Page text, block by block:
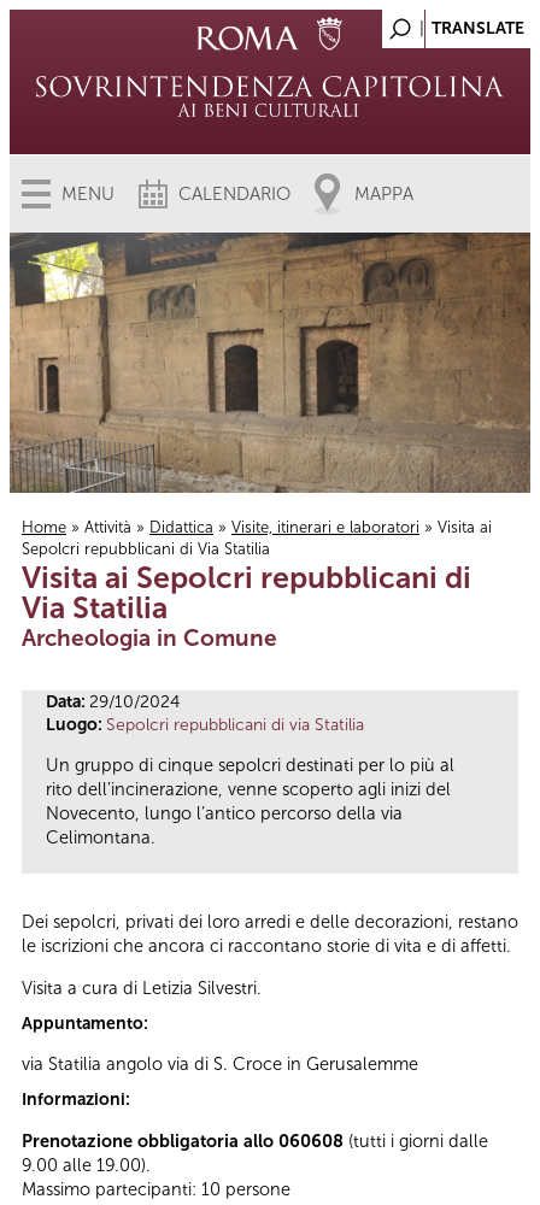
MENU CALENDARIO MAPPA
Tu sei qui
Home » Attività » Didattica » Visite, itinerari e laboratori » Visita ai
Sepolcri repubblicani di Via Statilia
Visita ai Sepolcri repubblicani di
Via Statilia
Archeologia in Comune
Data: 29/10/2024
Luogo: Sepolcri repubblicani di via Statilia
Un gruppo di cinque sepolcri destinati per lo più al
rito dell’incinerazione, venne scoperto agli inizi del
Novecento, lungo l’antico percorso della via
Celimontana.
Dei sepolcri, privati dei loro arredi e delle decorazioni, restano
le iscrizioni che ancora ci raccontano storie di vita e di affetti.
Visita a cura di Letizia Silvestri.
Appuntamento:
via Statilia angolo via di S. Croce in Gerusalemme
Informazioni:
Prenotazione obbligatoria allo 060608 (tutti i giorni dalle
9.00 alle 19.00).
Massimo partecipanti: 10 persone